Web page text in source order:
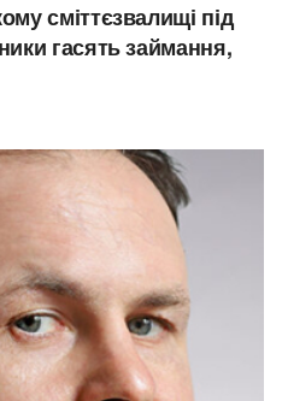
сміттєзвалищі під
гасять займання,